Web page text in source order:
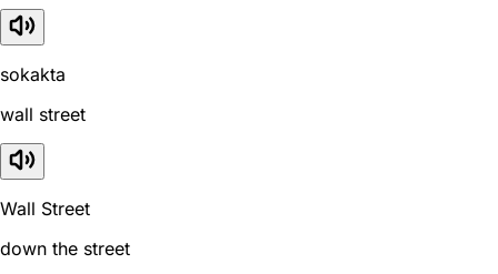
sokakta
wall street
Wall Street
down the street